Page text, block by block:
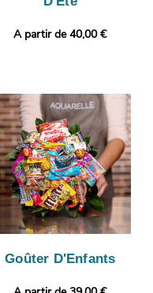
A partir de 40,00 €
Goûter D'Enfants